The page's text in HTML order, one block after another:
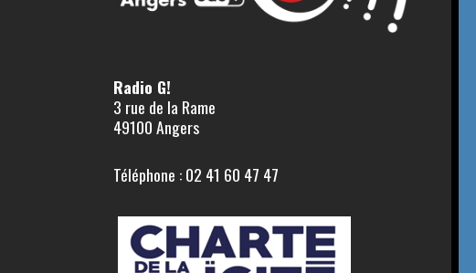
Radio G!
3 rue de la Rame
49100 Angers
Téléphone : 02 41 60 47 47